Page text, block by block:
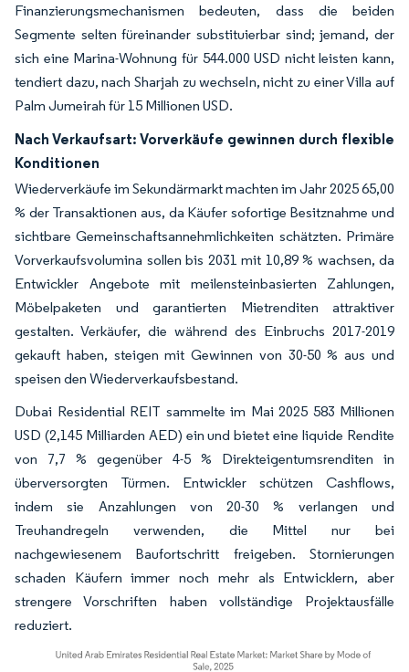
Finanzierungsmechanismen bedeuten, dass die beiden
Segmente selten füreinander substituierbar sind; jemand, der
sich eine Marina-Wohnung für 544.000 USD nicht leisten kann,
tendiert dazu, nach Sharjah zu wechseln, nicht zu einer Villa auf
Palm Jumeirah für 15 Millionen USD.
Nach Verkaufsart: Vorverkäufe gewinnen durch flexible
Konditionen
Wiederverkäufe im Sekundärmarkt machten im Jahr 2025 65,00
% der Transaktionen aus, da Käufer sofortige Besitznahme und
sichtbare Gemeinschaftsannehmlichkeiten schätzten. Primäre
Vorverkaufsvolumina sollen bis 2031 mit 10,89 % wachsen, da
Entwickler Angebote mit meilensteinbasierten Zahlungen,
Möbelpaketen und garantierten Mietrenditen attraktiver
gestalten. Verkäufer, die während des Einbruchs 2017-2019
gekauft haben, steigen mit Gewinnen von 30-50 % aus und
speisen den Wiederverkaufsbestand.
Dubai Residential REIT sammelte im Mai 2025 583 Millionen
USD (2,145 Milliarden AED) ein und bietet eine liquide Rendite
von 7,7 % gegenüber 4-5 % Direkteigentumsrenditen in
überversorgten Türmen. Entwickler schützen Cashflows,
indem sie Anzahlungen von 20-30 % verlangen und
Treuhandregeln verwenden, die Mittel nur bei
nachgewiesenem Baufortschritt freigeben. Stornierungen
schaden Käufern immer noch mehr als Entwicklern, aber
strengere Vorschriften haben vollständige Projektausfälle
reduziert.